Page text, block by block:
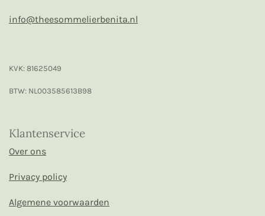
info@theesommelierbenita.nl
KVK: 81625049
BTW: NL003585613B98
Klantenservice
Over ons
Privacy policy
Algemene voorwaarden